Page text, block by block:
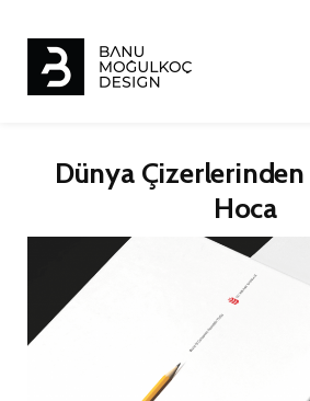
Dünya
Hoca